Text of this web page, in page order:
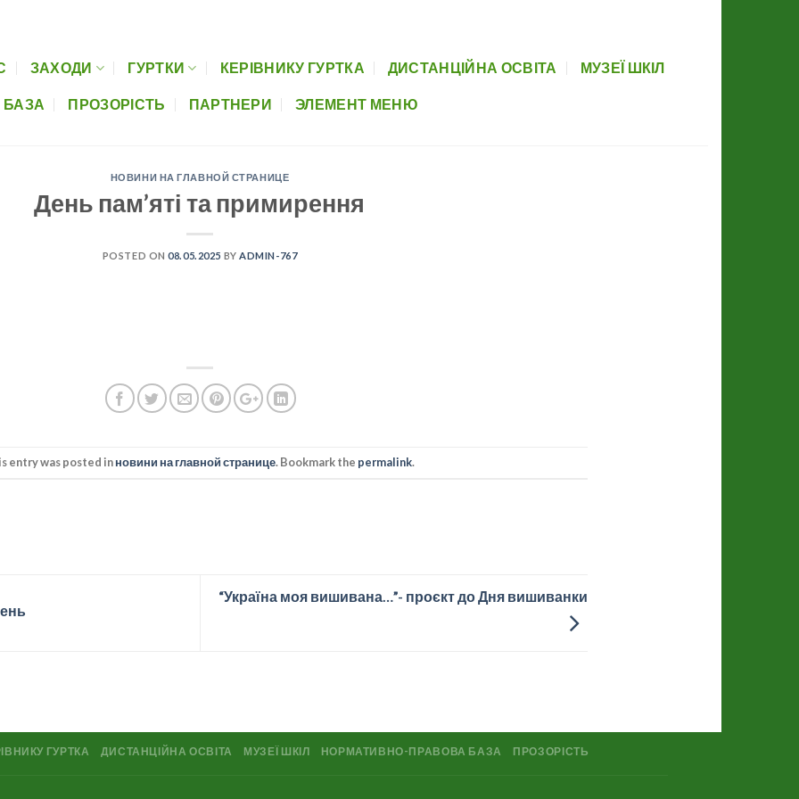
ЗАХОДИ ГУРТКИ КЕРІВНИКУ ГУРТКА ДИСТАНЦІЙНА ОСВІТА МУЗЕЇ ШКІЛ
ПРОЗОРІСТЬ ПАРТНЕРИ ЭЛЕМЕНТ МЕНЮ
НОВИНИ НА ГЛАВНОЙ СТРАНИЦЕ
День пам’яті та примирення
POSTED ON08.05.2025 BY ADMIN-767
entry was posted inновини на главной странице. Bookmark the permalink.
“Україна моя вишивана…”- проєкт до Дня вишиванки
ГУРТКА ДИСТАНЦІЙНА ОСВІТА МУЗЕЇ ШКІЛ НОРМАТИВНО-ПРАВОВА БАЗА
ПРОЗОРІСТЬ